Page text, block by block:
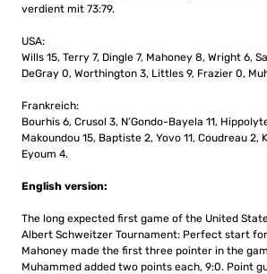
verdient mit 73:79.
USA:
Wills 15, Terry 7, Dingle 7, Mahoney 8, Wright 6,
DeGray 0, Worthington 3, Littles 9, Frazier 0,
Frankreich:
Bourhis 6, Crusol 3, N’Gondo-Bayela 11,
Makoundou 15, Baptiste 2, Yovo 11, Coudreau 2,
Eyoum 4.
English version:
The long expected first game of the United
Albert Schweitzer Tournament: Perfect start
Mahoney made the first three pointer in the
Muhammed added two points each, 9:0. Point